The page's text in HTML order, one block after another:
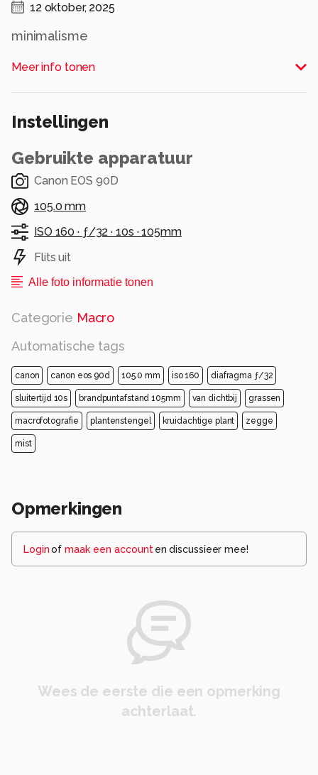
12 oktober, 2025
minimalisme
Alle rechten voorbehouden
Meer info tonen
Instellingen
Gebruikte apparatuur
Canon EOS 90D
105.0 mm
ISO 160 · ƒ/32 · 10s ·105mm
Flits uit
Alle foto informatie tonen
Categorie Macro
Automatische tags
canon canon eos 90d 105.0 mm iso 160 diafragma ƒ/32
sluitertijd 10s brandpuntafstand 105mm van dichtbij grassen
macrofotografie plantenstengel kruidachtige plant zegge
mist
Opmerkingen
Loginof maak een account en discussieer mee!
Wees de eerste die een opmerking
achterlaat.